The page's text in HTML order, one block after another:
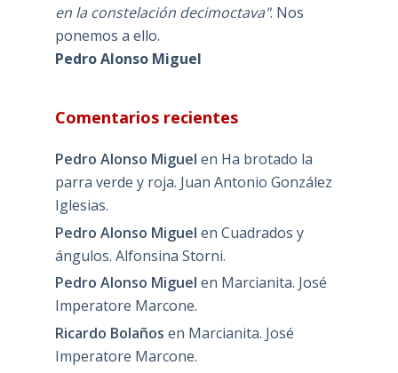
en la constelación decimoctava". Nos
ponemos a ello.
Pedro Alonso Miguel
Comentarios recientes
Pedro Alonso Miguel en Ha brotado la
parra verde y roja. Juan Antonio González
Iglesias.
Pedro Alonso Miguel en Cuadrados y
ángulos. Alfonsina Storni.
Pedro Alonso Miguel en Marcianita. José
Imperatore Marcone.
Ricardo Bolaños en Marcianita. José
Imperatore Marcone.